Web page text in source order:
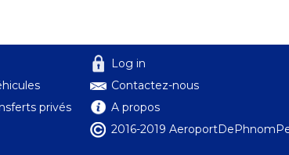
privés
Log in
Contactez-nous
A propos
2016-2019